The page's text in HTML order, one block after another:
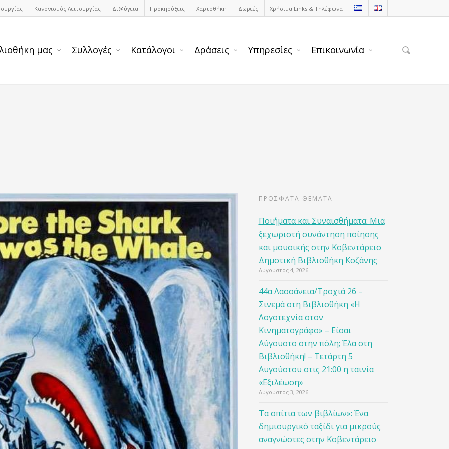
Κανονισμός Λειτουργίας Δι@ύγεια Προκηρύξεις Χαρτοθήκη Δωρεές Χρήσιμα Links & Τηλέφωνα
μας Συλλογές Κατάλογοι Δράσεις Υπηρεσίες Επικοινωνία
ΠΡΟΣΦΑΤΑ ΘΕΜΑΤΑ
Ποιήματα και Συναισθήματα: Μια
ξεχωριστή συνάντηση ποίησης
και μουσικής στην Κοβεντάρειο
Δημοτική Βιβλιοθήκη Κοζάνης
Αύγουστος 4, 2026
44α Λασσάνεια/Τροχιά 26 –
Σινεμά στη Βιβλιοθήκη «Η
Λογοτεχνία στον
Κινηματογράφο» – Είσαι
Αύγουστο στην πόλη; Έλα στη
Βιβλιοθήκη! – Τετάρτη 5
Αυγούστου στις 21:00 η ταινία
«Εξιλέωση»
Αύγουστος 3, 2026
Τα σπίτια των βιβλίων»: Ένα
δημιουργικό ταξίδι για μικρούς
αναγνώστες στην Κοβεντάρειο